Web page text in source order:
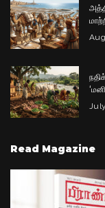
Read Magazine